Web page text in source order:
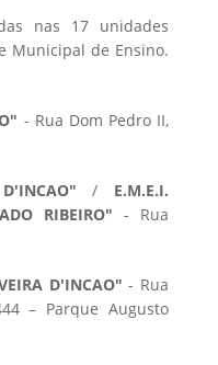
nas 17 unidades
Municipal de Ensino.
- Rua Dom Pedro II,
/ E.M.E.I.
RIBEIRO" - Rua
D'INCAO" - Rua
– Parque Augusto